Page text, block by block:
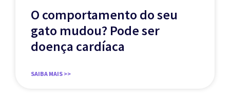
O comportamento do seu
gato mudou? Pode ser
doença cardíaca
SAIBA MAIS >>